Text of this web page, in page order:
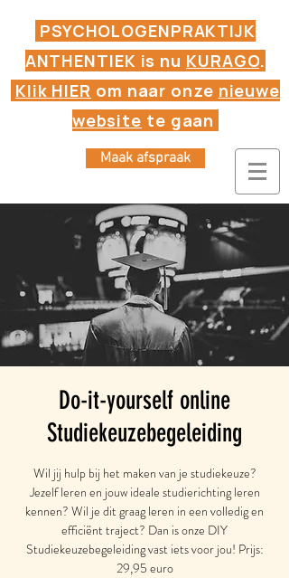
Maak afspraak
PSYCHOLOGENPRAKTIJK
ANTHENTIEK is nu KURAGO.
Klik HIER om naar onze nieuwe
website te gaan
Do-it-yourself online
Studiekeuzebegeleiding
Wil jij hulp bij het maken van je studiekeuze?
Jezelf leren en jouw ideale studierichting leren
kennen? Wil je dit graag leren in een volledig en
efficiënt traject? Dan is onze DIY
Studiekeuzebegeleiding vast iets voor jou! Prijs:
29,95 euro